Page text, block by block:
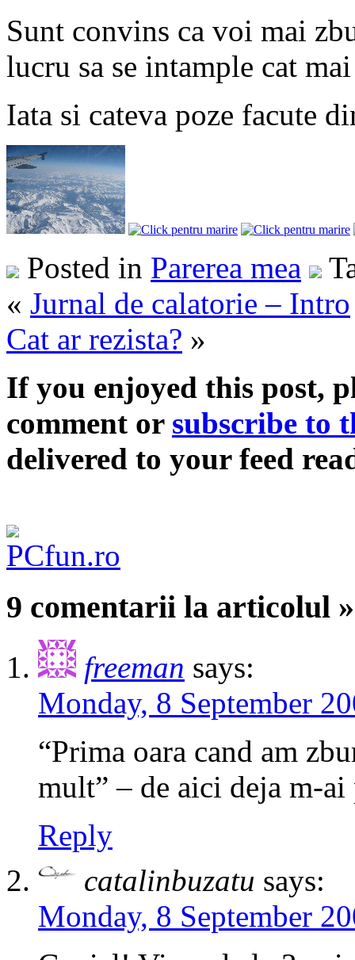
Sunt convins ca voi mai
lucru sa se intample cat
Iata si cateva poze facute
Posted in Parerea mea
« Jurnal de calatorie – Intro
Cat ar rezista? »
If you enjoyed this post,
comment or subscribe to
delivered to your feed
9 comentarii la articolul
freeman says:
Monday, 8 September
“Prima oara cand am
mult” – de aici deja m-
Reply
catalinbuzatu says:
Monday, 8 September